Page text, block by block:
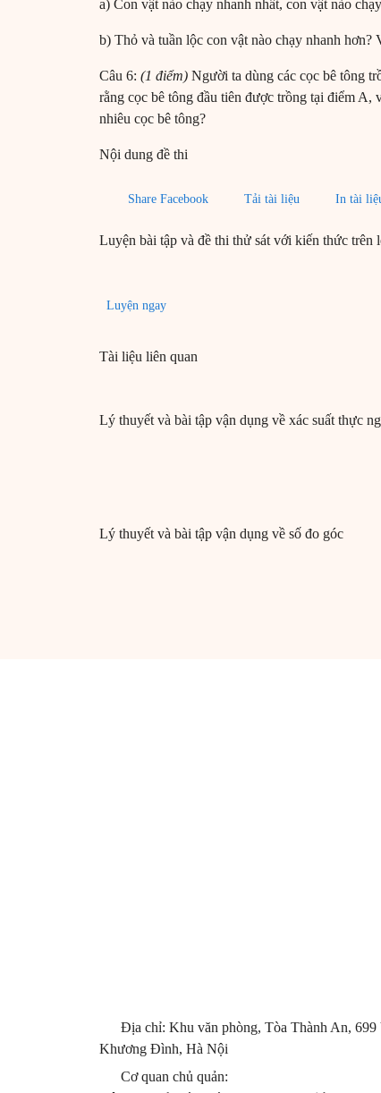
a) Con vật nào chạy nhanh nhất, con vật nào
b) Thỏ và tuần lộc con vật nào chạy nhanh hơn?
Câu 6: (1 điểm) Người ta dùng các cọc bê tông
rằng cọc bê tông đầu tiên được trồng tại điểm A,
nhiêu cọc bê tông?
Nội dung đề thi
Share Facebook Tải tài liệu In tài
Luyện bài tập và đề thi thử sát với kiến thức trên
Luyện ngay
Tài liệu liên quan
Lý thuyết và bài tập vận dụng về xác suất thực
Lý thuyết và bài tập vận dụng về số đo góc
Địa chỉ: Khu văn phòng, Tòa Thành An, 699
Khương Đình, Hà Nội
Cơ quan chủ quản: